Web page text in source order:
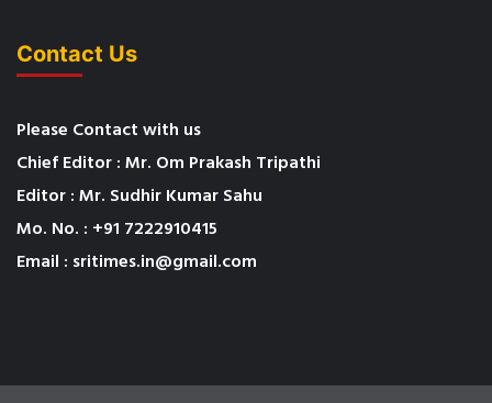
Contact Us
Please Contact with us
Chief Editor : Mr. Om Prakash Tripathi
Editor : Mr. Sudhir Kumar Sahu
Mo. No. : +91 7222910415
Email : sritimes.in@gmail.com